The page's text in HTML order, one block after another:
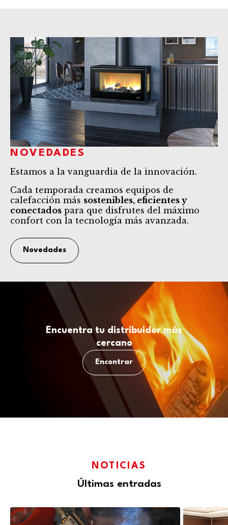
NOVEDADES
Estamos a la vanguardia de la innovación.
Cada temporada creamos equipos de
calefacción más sostenibles, eficientes y
conectados para que disfrutes del máximo
confort con la tecnología más avanzada.
Novedades
Encuentra tu distribuidor más
cercano
Encontrar
NOTICIAS
Últimas entradas